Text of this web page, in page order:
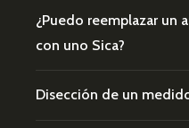
¿Puedo reemplazar un
con uno Sica?
Disección de un